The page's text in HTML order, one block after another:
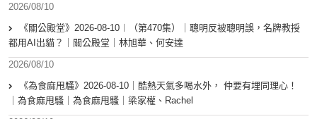
2026/08/10
《關公殿堂》2026-08-10︱（第470集）｜聰明反被聰明誤，名牌教授
都用AI出貓？｜關公殿堂｜林旭華、何安達
2026/08/10
《為食麻甩騷》2026-08-10｜酷熱天氣多喝水外， 仲要有埋同理心！
｜為食麻甩騷｜為食麻甩騷｜梁家權、Rachel